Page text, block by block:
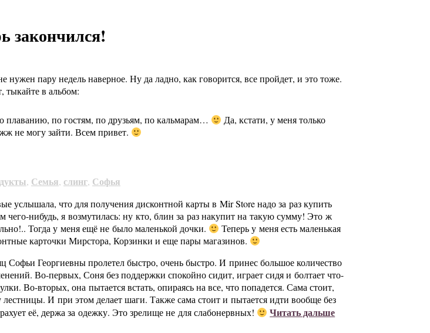
закончился!
нужен пару недель наверное. Ну да ладно, как говорится, все пройдет, и это тоже.
тыкайте в альбом:
по гостям, по друзьям, по кальмарам…
Да, кстати, у меня только
не могу зайти. Всем привет.
, Семья, слинг, Софья
услышала, что для получения дисконтной карты в Mir Store надо за раз купить
чего-нибудь, я возмутилась: ну кто, блин за раз накупит на такую сумму! Это ж
Тогда у меня ещё не было маленькой дочки.
Теперь у меня есть маленькая
карточки Мирстора, Корзинки и еще пары магазинов.
Софьи Георгиевны пролетел быстро, очень быстро. И принес большое количество
Во-первых, Соня без поддержки спокойно сидит, играет сидя и болтает что-
Во-вторых, она пытается встать, опираясь на все, что попадется. Сама стоит,
лестницы. И при этом делает шаги. Также сама стоит и пытается идти вообще без
её, держа за одежку. Это зрелище не для слабонервных!
Читать дальше